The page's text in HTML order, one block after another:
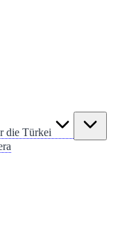
die Türkei